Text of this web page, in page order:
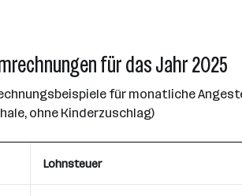
für das Jahr 2025
für monatliche
ohne Kinderzuschlag)
Lohnsteuer